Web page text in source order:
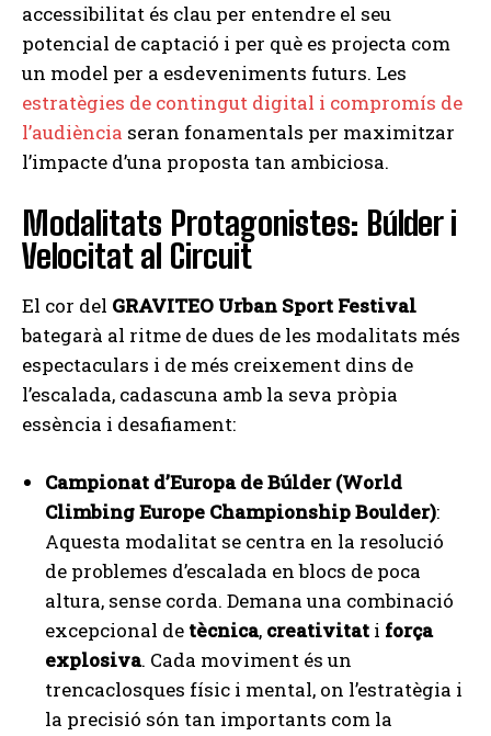
accessibilitat és clau per entendre el seu
potencial de captació i per què es projecta com
un model per a esdeveniments futurs. Les
estratègies de contingut digital i compromís de
l’audiència seran fonamentals per maximitzar
l’impacte d’una proposta tan ambiciosa.
Modalitats Protagonistes: Búlder i
Velocitat al Circuit
El cor del GRAVITEO Urban Sport Festival
bategarà al ritme de dues de les modalitats més
espectaculars i de més creixement dins de
l’escalada, cadascuna amb la seva pròpia
essència i desafiament:
Campionat d’Europa de Búlder (World
Climbing Europe Championship Boulder):
Aquesta modalitat se centra en la resolució
de problemes d’escalada en blocs de poca
altura, sense corda. Demana una combinació
excepcional de tècnica, creativitat i força
explosiva. Cada moviment és un
trencaclosques físic i mental, on l’estratègia i
la precisió són tan importants com la